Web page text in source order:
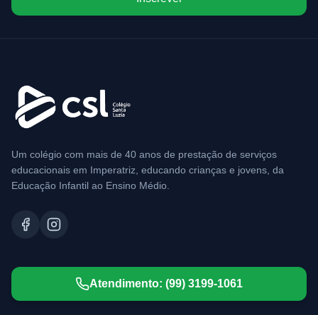
Um colégio com mais de 40 anos de prestação de serviços
educacionais em Imperatriz, educando crianças e jovens, da
Educação Infantil ao Ensino Médio.
Atendimento: (99) 3199-1061